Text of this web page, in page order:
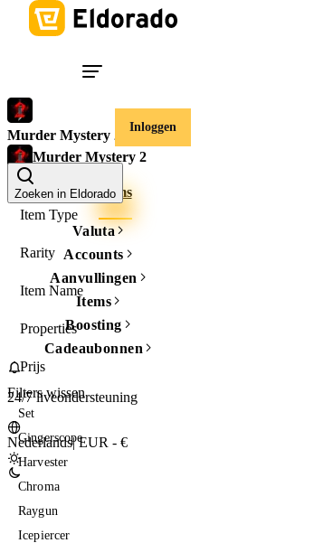
Inloggen
Zoeken in Eldorado
Valuta
Accounts
Aanvullingen
Items
Boosting
Cadeaubonnen
24/7 liveondersteuning
Nederlands|EUR - €
Murder Mystery 2
Murder Mystery 2
Accounts
Items
Item Type
Rarity
Item Name
Properties
Prijs
Filters wissen
Set
Gingerscope
Harvester
Chroma
Raygun
Icepiercer